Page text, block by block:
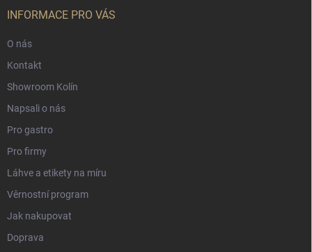
INFORMACE PRO VÁS
O nás
Kontakt
Showroom Kolín
Napsali o nás
Pro gastro
Pro firmy
Láhve a etikety na míru
Věrnostní program
Jak nakupovat
Doprava